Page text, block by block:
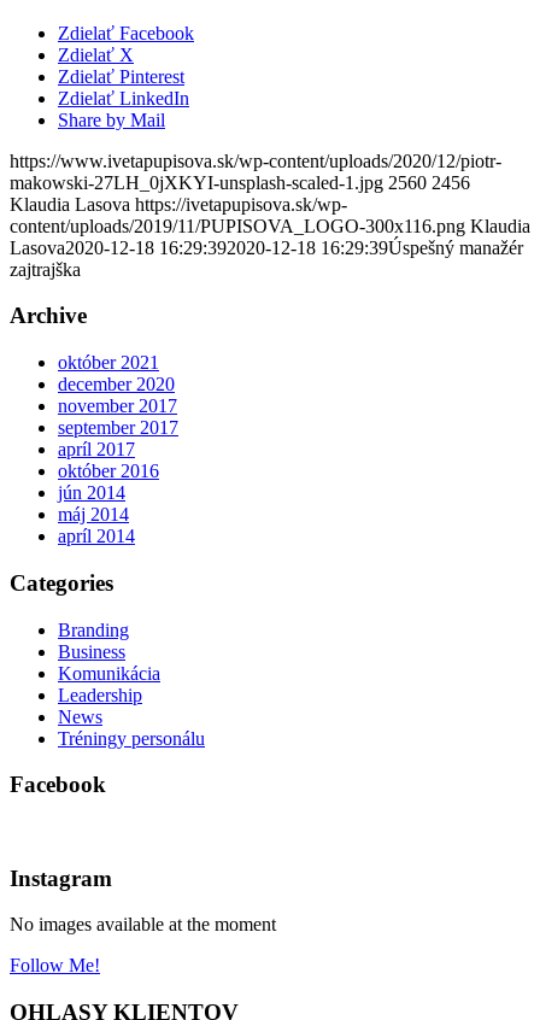
Zdielať Facebook
Zdielať X
Zdielať Pinterest
Zdielať LinkedIn
Share by Mail
https://www.ivetapupisova.sk/wp-content/uploads/2020/12/piotr-
makowski-27LH_0jXKYI-unsplash-scaled-1.jpg 2560 2456
Klaudia Lasova https://ivetapupisova.sk/wp-
content/uploads/2019/11/PUPISOVA_LOGO-300x116.png Klaudia
Lasova2020-12-18 16:29:392020-12-18 16:29:39Úspešný manažér
zajtrajška
Archive
október 2021
december 2020
november 2017
september 2017
apríl 2017
október 2016
jún 2014
máj 2014
apríl 2014
Categories
Branding
Business
Komunikácia
Leadership
News
Tréningy personálu
Facebook
Instagram
No images available at the moment
Follow Me!
OHLASY KLIENTOV